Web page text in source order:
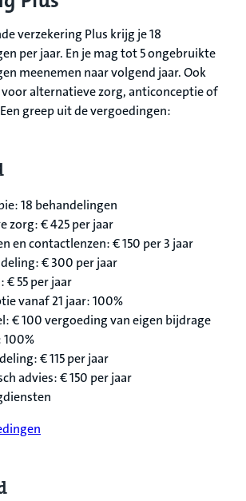
verzekering Plus krijg je 18
per jaar. En je mag tot 5 ongebruikte
meenemen naar volgend jaar. Ook
alternatieve zorg, anticonceptie of
greep uit de vergoedingen:
18 behandelingen
zorg: € 425 per jaar
en contactlenzen: € 150 per 3 jaar
€ 300 per jaar
€ 55 per jaar
vanaf 21 jaar: 100%
€ 100 vergoeding van eigen bijdrage
€ 115 per jaar
advies: € 150 per jaar